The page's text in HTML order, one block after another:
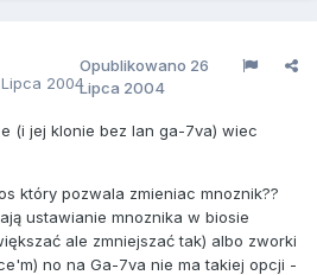
2004
Opublikowano 26
Lipca 2004
(i jej klonie bez lan ga-7va) wiec
który pozwala zmieniac mnoznik??
ustawianie mnoznika w biosie
ale zmniejszać tak) albo zworki
no na Ga-7va nie ma takiej opcji -